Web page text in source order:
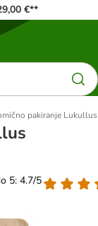
€**
pakiranje
5: 4.7/5